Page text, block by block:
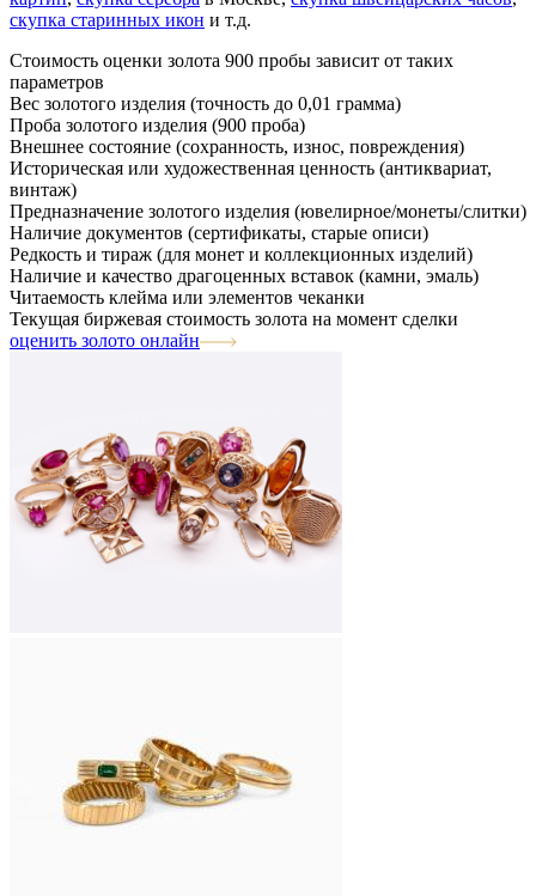
скупка старинных икон и т.д.
Стоимость оценки золота 900 пробы зависит от таких
параметров
Вес золотого изделия (точность до 0,01 грамма)
Проба золотого изделия (900 проба)
Внешнее состояние (сохранность, износ, повреждения)
Историческая или художественная ценность (антиквариат,
винтаж)
Предназначение золотого изделия (ювелирное/монеты/слитки)
Наличие документов (сертификаты, старые описи)
Редкость и тираж (для монет и коллекционных изделий)
Наличие и качество драгоценных вставок (камни, эмаль)
Читаемость клейма или элементов чеканки
Текущая биржевая стоимость золота на момент сделки
оценить золото онлайн